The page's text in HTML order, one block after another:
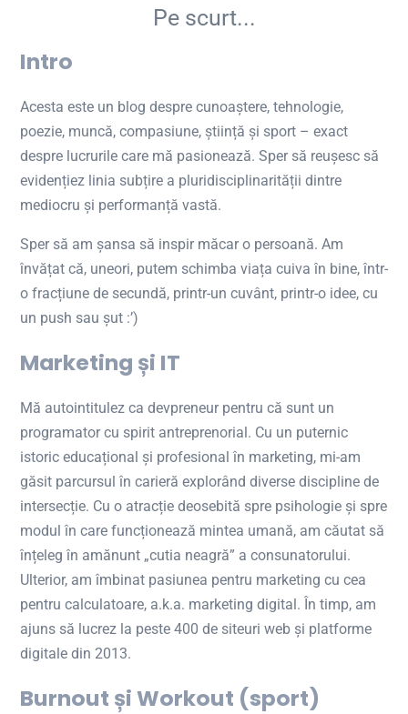
Pe scurt...
Intro
Acesta este un blog despre cunoaștere, tehnologie,
poezie, muncă, compasiune, știință și sport – exact
despre lucrurile care mă pasionează. Sper să reușesc să
evidențiez linia subțire a pluridisciplinarității dintre
mediocru și performanță vastă.
Sper să am șansa să inspir măcar o persoană. Am
învățat că, uneori, putem schimba viața cuiva în bine, într-
o fracțiune de secundă, printr-un cuvânt, printr-o idee, cu
un push sau șut :’)
Marketing și IT
Mă autointitulez ca devpreneur pentru că sunt un
programator cu spirit antreprenorial. Cu un puternic
istoric educațional și profesional în marketing, mi-am
găsit parcursul în carieră explorând diverse discipline de
intersecție. Cu o atracție deosebită spre psihologie și spre
modul în care funcționează mintea umană, am căutat să
înțeleg în amănunt „cutia neagră” a consunatorului.
Ulterior, am îmbinat pasiunea pentru marketing cu cea
pentru calculatoare, a.k.a. marketing digital. În timp, am
ajuns să lucrez la peste 400 de siteuri web și platforme
digitale din 2013.
Burnout și Workout (sport)